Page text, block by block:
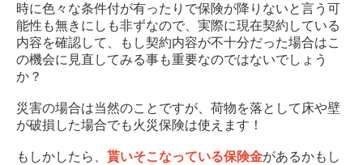
時に色々な条件付が有ったりで保険が降りないと言う可
能性も無きにしも非ずなので、実際に現在契約している
内容を確認して、もし契約内容が不十分だった場合はこ
の機会に見直してみる事も重要なのではないでしょう
か？
災害の場合は当然のことですが、荷物を落として床や壁
が破損した場合でも火災保険は使えます！
もしかしたら、 貰いそこなっている保険金があるかもし